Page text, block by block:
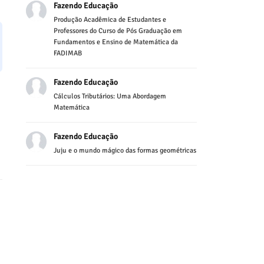
Fazendo Educação
Produção Acadêmica de Estudantes e
Professores do Curso de Pós Graduação em
Fundamentos e Ensino de Matemática da
FADIMAB
Fazendo Educação
Cálculos Tributários: Uma Abordagem
Matemática
Fazendo Educação
Juju e o mundo mágico das formas geométricas